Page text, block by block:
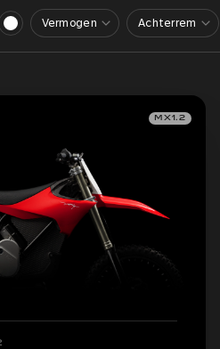
Vermogen Achterrem
MX1.2